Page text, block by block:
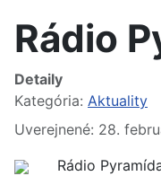
Rádio
Detaily
Kategória: Aktuality
Uverejnené: 28.
Rádio